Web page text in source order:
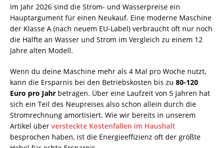
Im Jahr 2026 sind die Strom- und Wasserpreise ein
Hauptargument für einen Neukauf. Eine moderne Maschine
der Klasse A (nach neuem EU-Label) verbraucht oft nur noch
die Hälfte an Wasser und Strom im Vergleich zu einem 12
Jahre alten Modell.
Wenn du deine Maschine mehr als 4 Mal pro Woche nutzt,
kann die Ersparnis bei den Betriebskosten bis zu 80-120
Euro pro Jahr betragen. Über eine Laufzeit von 5 Jahren hat
sich ein Teil des Neupreises also schon allein durch die
Stromrechnung amortisiert. Wie wir bereits in unserem
Artikel über versteckte Kostenfallen im Haushalt
besprochen haben, ist die Energieeffizienz oft der größte